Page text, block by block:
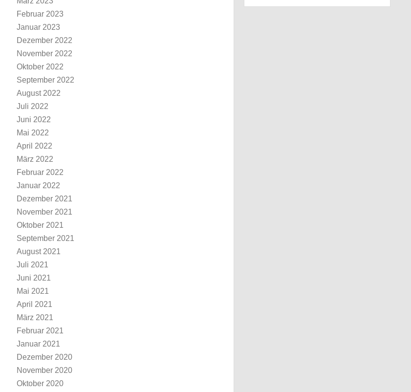
Februar 2023
Januar 2023
Dezember 2022
November 2022
Oktober 2022
September 2022
August 2022
Juli 2022
Juni 2022
Mai 2022
April 2022
März 2022
Februar 2022
Januar 2022
Dezember 2021
November 2021
Oktober 2021
September 2021
August 2021
Juli 2021
Juni 2021
Mai 2021
April 2021
März 2021
Februar 2021
Januar 2021
Dezember 2020
November 2020
Oktober 2020